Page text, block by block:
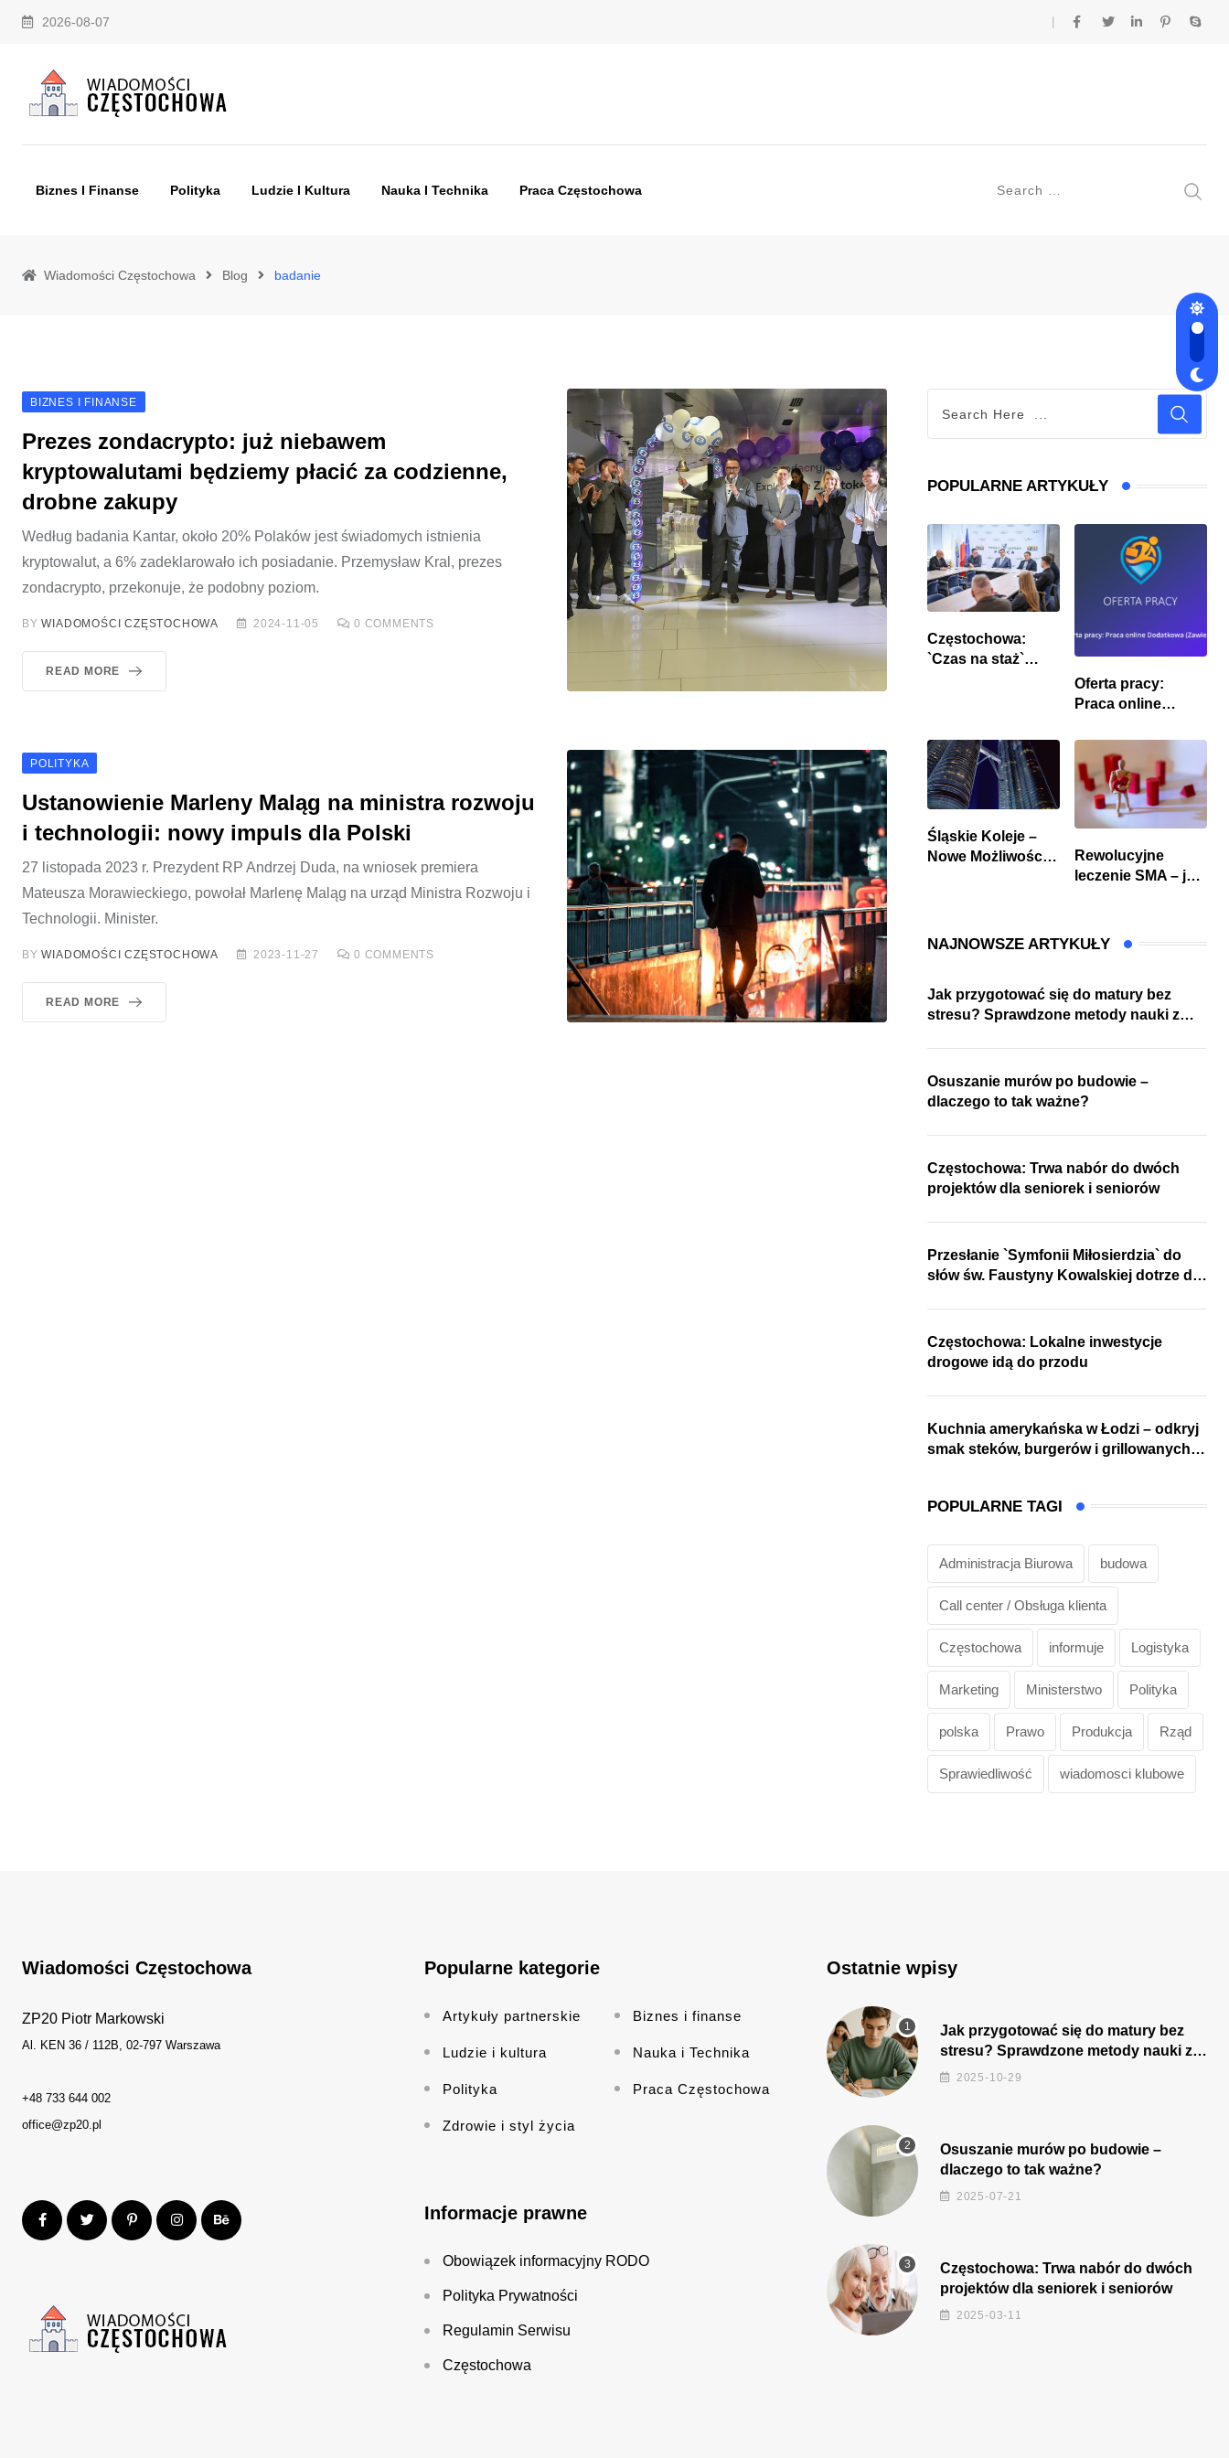
Skip
2026-08-07
Biznes I Finanse Polityka Ludzie I Kultura Nauka I Technika Praca Częstochowa
Wiadomości Częstochowa Blog badanie
BIZNES I FINANSE
Prezes zondacrypto: już niebawem
kryptowalutami będziemy płacić za codzienne,
drobne zakupy
Według badania Kantar, około 20% Polaków jest świadomych istnienia
kryptowalut, a 6% zadeklarowało ich posiadanie. Przemysław Kral, prezes
zondacrypto, przekonuje, że podobny poziom.
BYWIADOMOŚCI CZĘSTOCHOWA 2024-11-05 0 COMMENTS
READ MORE
POLITYKA
Ustanowienie Marleny Maląg na ministra rozwoju
i technologii: nowy impuls dla Polski
27 listopada 2023 r. Prezydent RP Andrzej Duda, na wniosek premiera
Mateusza Morawieckiego, powołał Marlenę Maląg na urząd Ministra Rozwoju i
Technologii. Minister.
BYWIADOMOŚCI CZĘSTOCHOWA 2023-11-27 0 COMMENTS
READ MORE
POPULARNE ARTYKUŁY
Częstochowa:
`Czas na staż`
Oferta pracy:
Praca online
(Zawiercie)
Śląskie Koleje –
Nowe Możliwości
Rewolucyjne
leczenie SMA – jak
pacjentów?
NAJNOWSZE ARTYKUŁY
Jak przygotować się do matury bez
stresu? Sprawdzone metody nauki z
Osuszanie murów po budowie –
dlaczego to tak ważne?
Częstochowa: Trwa nabór do dwóch
projektów dla seniorek i seniorów
Przesłanie `Symfonii Miłosierdzia` do
słów św. Faustyny Kowalskiej dotrze do
Częstochowa: Lokalne inwestycje
drogowe idą do przodu
Kuchnia amerykańska w Łodzi – odkryj
smak steków, burgerów i grillowanych
POPULARNE TAGI
Administracja Biurowa budowa
Call center / Obsługa klienta
Częstochowa informuje Logistyka
Marketing Ministerstwo Polityka
polska Prawo Produkcja Rząd
Sprawiedliwość wiadomosci klubowe
Wiadomości Częstochowa
ZP20 Piotr Markowski
Al. KEN 36 / 112B, 02-797 Warszawa
+48 733 644 002
office@zp20.pl
Popularne kategorie
Artykuły partnerskie Biznes i finanse
Ludzie i kultura Nauka i Technika
Polityka Praca Częstochowa
Zdrowie i styl życia
Informacje prawne
Obowiązek informacyjny RODO
Polityka Prywatności
Regulamin Serwisu
Częstochowa
Ostatnie wpisy
Jak przygotować się do matury bez
stresu? Sprawdzone metody nauki z
kursów w Częstochowie
2025-10-29
Osuszanie murów po budowie –
dlaczego to tak ważne?
2025-07-21
Częstochowa: Trwa nabór do dwóch
projektów dla seniorek i seniorów
2025-03-11